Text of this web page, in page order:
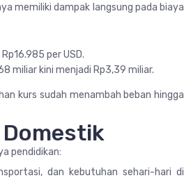
memiliki dampak langsung pada biaya
per USD.
miliar kini menjadi Rp3,39 miliar.
kurs sudah menambah beban hingga
pendidikan:
dan kebutuhan sehari-hari di